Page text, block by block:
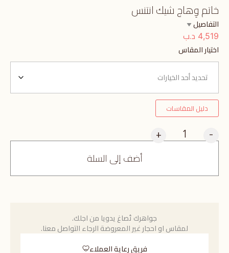
خاتم وِهاج شيك انتنس
التفاصيل
4,519 د.ب
اختيار المقاس
دليل المقاسات
-
+
أضف إلى السلة
جواهرك تُصاغ يدويا من اجلك.
لمقاس او احجار غير المعروضة الرجاء التواصل معنا.
فريق رعاية العملاء